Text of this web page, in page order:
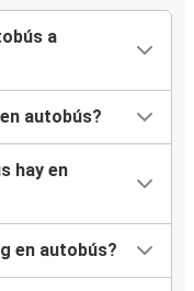
a
autobús?
hay en
en autobús?